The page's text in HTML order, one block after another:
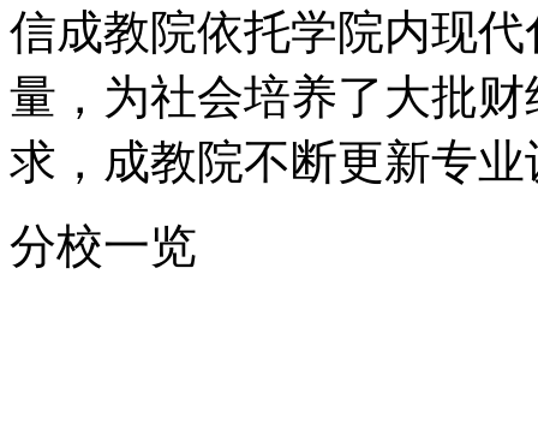
信成教院依托学院内现
量，为社会培养了大批
求，成教院不断更新专
分校一览